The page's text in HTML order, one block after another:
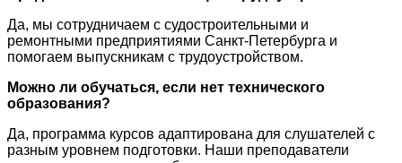
Да, мы сотрудничаем с судостроительными и
ремонтными предприятиями Санкт-Петербурга и
помогаем выпускникам с трудоустройством.
Можно ли обучаться, если нет технического
образования?
Да, программа курсов адаптирована для слушателей с
разным уровнем подготовки. Наши преподаватели